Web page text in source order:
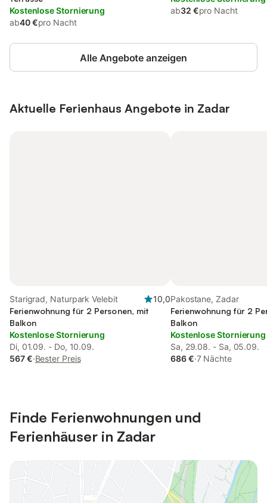
Kostenlose Stornierung
ab40 €pro Nacht
ab32 €pro Nacht
Alle Angebote anzeigen
Aktuelle Ferienhaus Angebote in Zadar
Starigrad, Naturpark Velebit
10,0
Ferienwohnung für 2 Personen, mit
Balkon
Kostenlose Stornierung
Di, 01.09. - Do, 10.09.
567 €·Bester Preis
Pakostane, Zadar
Ferienwohnung für 2
Balkon
Kostenlose Stornierung
Sa, 29.08. - Sa, 05.09.
686 €·7 Nächte
Finde Ferienwohnungen und
Ferienhäuser in Zadar